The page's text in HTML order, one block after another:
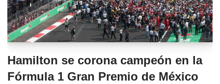
Hamilton se corona campeón en la
Fórmula 1 Gran Premio de México